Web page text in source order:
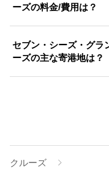
ーズの料金/費用は？
セブン・シーズ・グラ
ーズの主な寄港地は？
クルーズ